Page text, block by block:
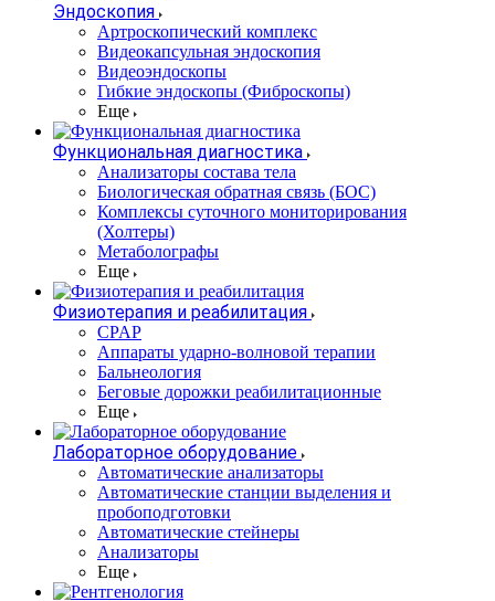
Эндоскопия
Артроскопический комплекс
Видеокапсульная эндоскопия
Видеоэндоскопы
Гибкие эндоскопы (Фиброcкопы)
Еще
Функциональная диагностика
Анализаторы состава тела
Биологическая обратная связь (БОС)
Комплексы суточного мониторирования
(Холтеры)
Метаболографы
Еще
Физиотерапия и реабилитация
CPAP
Аппараты ударно-волновой терапии
Бальнеология
Беговые дорожки реабилитационные
Еще
Лабораторное оборудование
Автоматические анализаторы
Автоматические станции выделения и
пробоподготовки
Автоматические стейнеры
Анализаторы
Еще